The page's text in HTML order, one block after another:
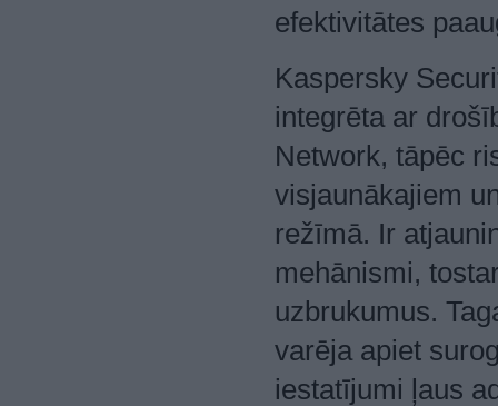
efektivitātes
Kaspersky
integrēta ar
Network, tāpēc
visjaunākajiem
režīmā. Ir
mehānismi,
uzbrukumus.
varēja apiet
iestatījumi ļaus